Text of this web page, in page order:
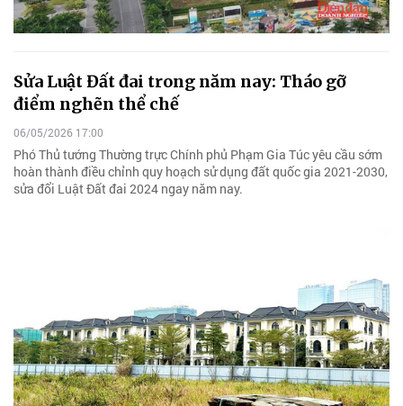
Sửa Luật Đất đai trong năm nay: Tháo gỡ
điểm nghẽn thể chế
06/05/2026 17:00
Phó Thủ tướng Thường trực Chính phủ Phạm Gia Túc yêu cầu sớm
hoàn thành điều chỉnh quy hoạch sử dụng đất quốc gia 2021-2030,
sửa đổi Luật Đất đai 2024 ngay năm nay.